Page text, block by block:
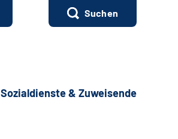
Suchen
Sozialdienste & Zuweisende